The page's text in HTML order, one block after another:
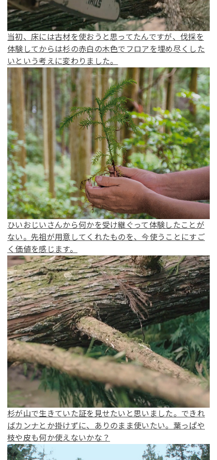
当初、床には古材を使おうと思ってたんですが、伐採を
体験してからは杉の赤白の木色でフロアを埋め尽くした
いという考えに変わりました。
ひいおじいさんから何かを受け継ぐって体験したことが
ない。先祖が用意してくれたものを、今使うことにすご
く価値を感じます。
杉が山で生きていた証を見せたいと思いました。できれ
ばカンナとか掛けずに、ありのまま使いたい。葉っぱや
枝や皮も何か使えないかな？